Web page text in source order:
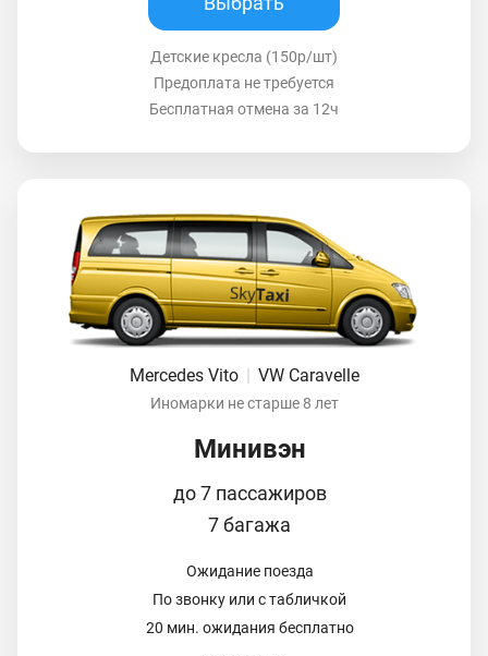
Детские кресла (150р/шт)
Предоплата не требуется
Бесплатная отмена за 12ч
Mercedes Vito VW Caravelle
Иномарки не старше 8 лет
Минивэн
до 7 пассажиров
7 багажа
Ожидание поезда
По звонку или с табличкой
20 мин. ожидания бесплатно